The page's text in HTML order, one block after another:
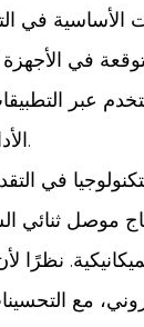
في
في
عبر
الأداء الأساسية للتوصيلات الكهربائية الموثوقة في بيئات التشغيل وسيناريوهات الاستخدام المختلفة.
في
موصل ثنائي
مع